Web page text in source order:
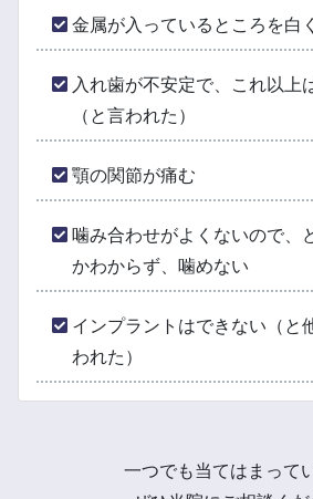
金属が入っているところを白
入れ歯が不安定で、これ以上
（と言われた）
顎の関節が痛む
噛み合わせがよくないので、
かわからず、噛めない
インプラントはできない（と
われた）
一つでも当てはまって